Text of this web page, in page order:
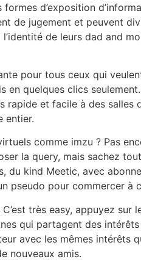
d’exposition
de jugement et peuvent
de leurs dad and
pour tous ceux qui
en quelques clics
rapide et facile à des salles
entier.
comme imzu ? Pas
la query, mais sachez
du kind Meetic, avec
pseudo pour commercer à
très easy, appuyez sur
qui partagent des
avec les mêmes intérêts
nouveaux amis.